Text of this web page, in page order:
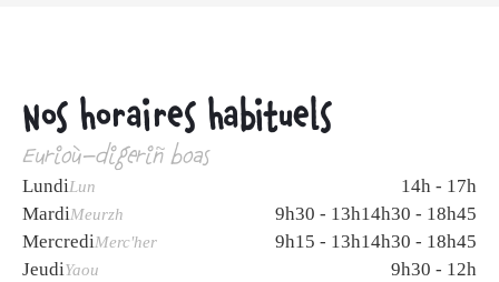
Nos horaires habituels
Eurioù-digeriñ boas
LundiLun
14h - 17h
MardiMeurzh 9h30 - 13h14h30 - 18h45
MercrediMerc'her 9h15 - 13h14h30 - 18h45
JeudiYaou
9h30 - 12h